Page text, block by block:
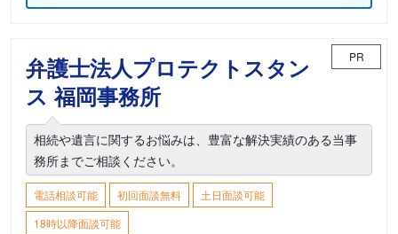
弁護士法人プロテクトスタン
ス 福岡事務所
PR
相続や遺言に関するお悩みは、豊富な解決実績のある当事
務所までご相談ください。
電話相談可能 初回面談無料
土日面談可能
18時以降面談可能